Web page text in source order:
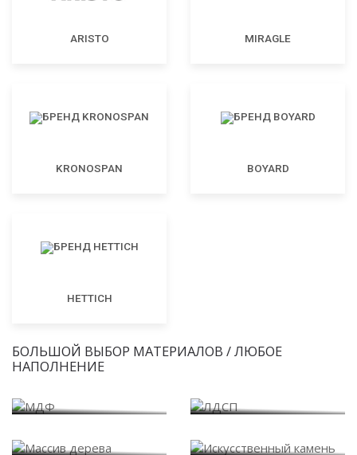
ARISTO MIRAGLE
KRONOSPAN BOYARD
HETTICH
БОЛЬШОЙ ВЫБОР МАТЕРИАЛОВ / ЛЮБОЕ
НАПОЛНЕНИЕ